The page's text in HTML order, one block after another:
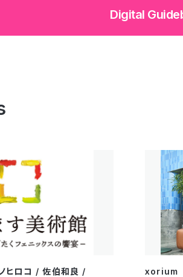
Digital
ヒロコ / 佐伯和良 /
xorium